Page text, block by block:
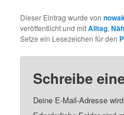
Dieser Eintrag wurde von
veröffentlicht und mitAlltag,
Setze ein Lesezeichen für den
Schreibe
Deine E-Mail-Adresse